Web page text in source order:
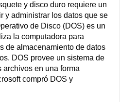
y disco duro requiere un
y administrar los datos que se
de Disco (DOS) es un
la computadora para
de almacenamiento de datos
DOS provee un sistema de
en una forma
compró DOS y